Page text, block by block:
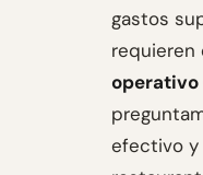
gastos
requieren
efectivo y